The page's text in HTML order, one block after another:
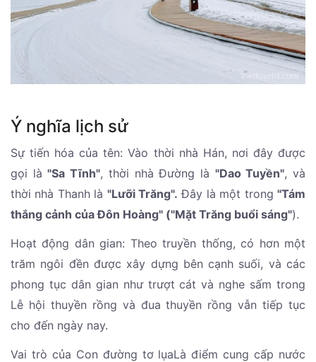
Ý nghĩa lịch sử
‌Sự tiến hóa của tên‌: Vào thời nhà Hán, nơi đây được
gọi là"Sa Tĩnh", thời nhà Đường là "Dao Tuyền", và
thời nhà Thanh là "Lưỡi Trăng". Đây là một trong"Tám
thắng cảnh của Đôn Hoàng" ("Mặt Trăng buổi sáng").
Hoạt động dân gian: Theo truyền thống, có hơn một
trăm ngôi đền được xây dựng bên cạnh suối, và các
phong tục dân gian như trượt cát và nghe sấm trong
Lễ hội thuyền rồng và đua thuyền rồng vẫn tiếp tục
cho đến ngày nay.
Vai trò của Con đường tơ lụaLà điểm cung cấp nước